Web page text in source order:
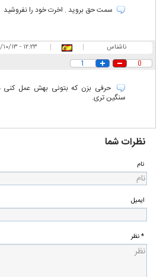
سمت حق بروید . اخرت خود را نفروشید
ناشناس |
|
۱۲:۲۳ - ۱۴۰۴/۱۰/۱۳
0
1
حرفی بزن که بتونی بهش عمل کنی
سنگین تری.
نظرات شما
نام
ایمیل
* نظر